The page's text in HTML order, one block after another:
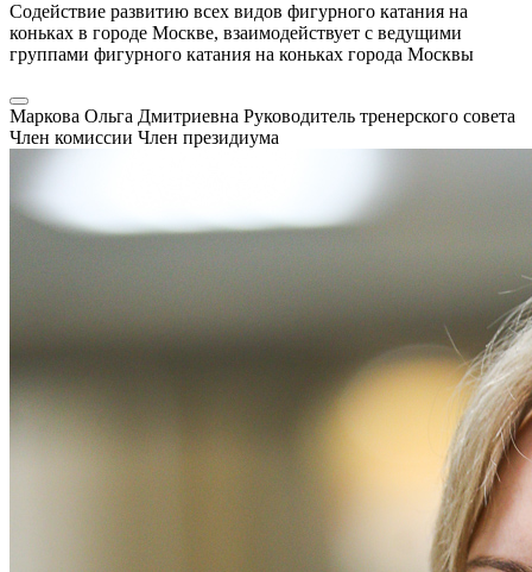
Содействие развитию всех видов фигурного катания на
коньках в городе Москве, взаимодействует с ведущими
группами фигурного катания на коньках города Москвы
Маркова Ольга Дмитриевна Руководитель тренерского совета
Член комиссии Член президиума